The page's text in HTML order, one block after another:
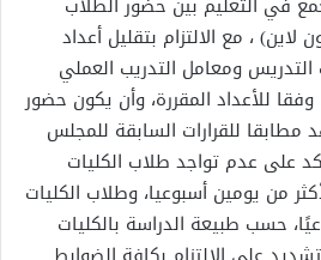
لاين) ، مع الالتزام بتقليل أعداد
ومعامل التدريب العملي
للأعداد المقررة، وأن يكون حضور
مطابقا للقرارات السابقة للمجلس
على عدم تواجد طلاب الكليات
من يومين أسبوعيا، وطلاب الكليات
4 أيام أسبوعيًا، حسب طبيعة الدراسة بالكليات